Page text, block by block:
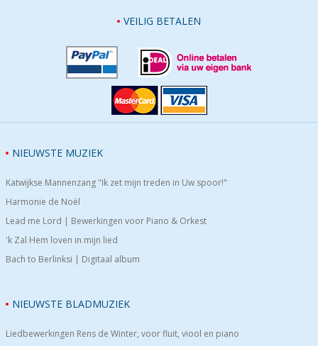
VEILIG BETALEN
NIEUWSTE MUZIEK
Katwijkse Mannenzang "Ik zet mijn treden in Uw spoor!"
Harmonie de Noël
Lead me Lord | Bewerkingen voor Piano & Orkest
'k Zal Hem loven in mijn lied
Bach to Berlinksi | Digitaal album
NIEUWSTE BLADMUZIEK
Liedbewerkingen Rens de Winter, voor fluit, viool en piano